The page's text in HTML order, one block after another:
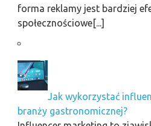
forma reklamy jest bardziej
społecznościowe[...]
Jak wykorzystać
branży gastronomicznej?